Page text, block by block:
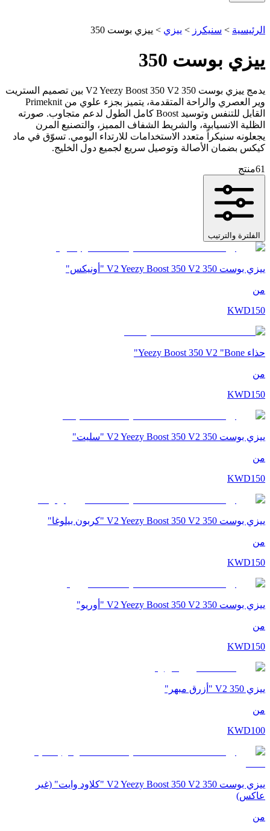
الرئيسية > سنيكرز > ييزي > ييزي بوست 350
ييزي بوست 350
يدمج ييزي بوست 350 V2 Yeezy Boost 350 V2 بين تصميم الستريت
وير العصري والراحة المتقدمة، يتميز بجزء علوي من Primeknit
القابل للتنفس وتوسيد Boost كامل الطول لدعم متجاوب. صورته
الظلية الانسيابية، والشريط الشفاف المميز، والتصنيع المرن
يجعلونه سنيكراً متعدد الاستخدامات للارتداء اليومي. تسوّق في ماد
كيكس بضمان الأصالة وتوصيل سريع لجميع دول الخليج.
61منتج
الفلترة والترتيب
ييزي بوست 350 V2 Yeezy Boost 350 V2 "أونيكس"
من
KWD150
حذاء Yeezy Boost 350 V2 "Bone"
من
KWD150
ييزي بوست 350 V2 Yeezy Boost 350 V2 "سليت"
من
KWD150
ييزي بوست 350 V2 Yeezy Boost 350 V2 "كربون بيلوغا"
من
KWD150
ييزي بوست 350 V2 Yeezy Boost 350 V2 "أوريو"
من
KWD150
ييزي 350 V2 "أزرق مبهر"
من
KWD100
ييزي بوست 350 V2 Yeezy Boost 350 V2 "كلاود وايت" (غير
عاكس)
من